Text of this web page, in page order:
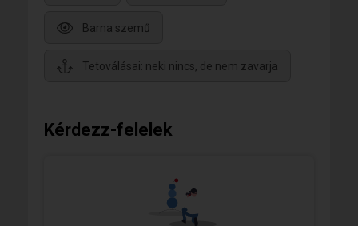
Barna szemű
Tetoválásai: neki nincs, de nem zavarja
Kérdezz-felelek